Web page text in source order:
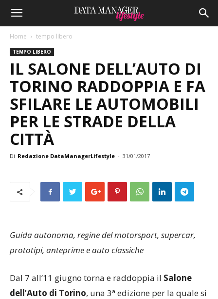
Home tempo libero
TEMPO LIBERO
IL SALONE DELL’AUTO DI
TORINO RADDOPPIA E FA
SFILARE LE AUTOMOBILI
PER LE STRADE DELLA
CITTÀ
Di Redazione DataManagerLifestyle - 31/01/2017
Guida autonoma, regine del motorsport, supercar,
prototipi, anteprime e auto classiche
Dal 7 all’11 giugno torna e raddoppia il Salone
dell’Auto di Torino, una 3ª edizione per la quale si